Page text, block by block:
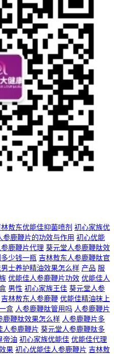
敖东优能佳抑菌喷剂 初心家族优
参鹿鞭片的功效与作用 初心优能
鹿鞭片代理 葵元堂人参鹿鞭肽效
少钱一瓶 吉林敖东人参鹿鞭肽官
士养护精油效果怎么样 产品 服
优能佳人参鹿鞭片功效 优能佳人
男性 初心家族王佳 葵元堂人参
吉林敖东人参鹿鞭 优能佳精油抹上
盒 人参鹿鞭肽管用吗 人参鹿鞭片
鹿鞭肽效果怎么样 人参鹿鞭片多
人参鹿鞭片 葵元堂人参鹿鞭肽多
帝油 初心家族优能佳 优能佳代理
果 初心优能佳人参鹿鞭片 吉林敖